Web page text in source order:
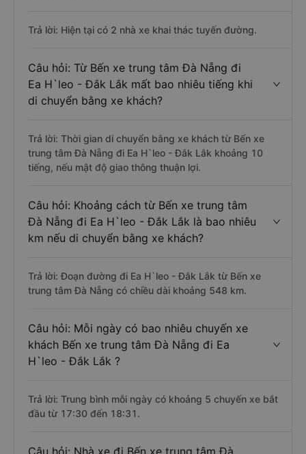
Trả lời: Hiện tại có 2 nhà xe khai thác tuyến đường.
Câu hỏi: Từ Bến xe trung tâm Đà Nẵng đi
Ea H`leo - Đắk Lắk mất bao nhiêu tiếng khi
di chuyển bằng xe khách?
Trả lời: Thời gian di chuyển bằng xe khách từ Bến xe
trung tâm Đà Nẵng đi Ea H`leo - Đắk Lắk khoảng 10
tiếng, nếu mật độ giao thông thuận lợi.
Câu hỏi: Khoảng cách từ Bến xe trung tâm
Đà Nẵng đi Ea H`leo - Đắk Lắk là bao nhiêu
km nếu di chuyển bằng xe khách?
Trả lời: Đoạn đường đi Ea H`leo - Đắk Lắk từ Bến xe
trung tâm Đà Nẵng có chiều dài khoảng 548 km.
Câu hỏi: Mỗi ngày có bao nhiêu chuyến xe
khách Bến xe trung tâm Đà Nẵng đi Ea
H`leo - Đắk Lắk ?
Trả lời: Trung bình mỗi ngày có khoảng 5 chuyến xe bắt
đầu từ 17:30 đến 18:31.
Câu hỏi: Nhà xe đi Bến xe trung tâm Đà